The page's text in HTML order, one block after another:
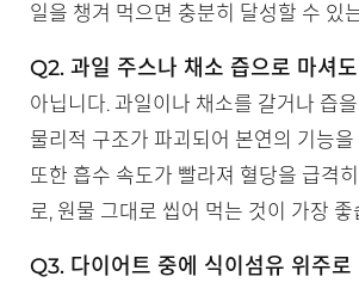
일을 챙겨 먹으면 충분히 달성할 수 있
Q2. 과일 주스나 채소 즙으로 마셔
아닙니다. 과일이나 채소를 갈거나 즙
물리적 구조가 파괴되어 본연의 기능
또한 흡수 속도가 빨라져 혈당을 급격
로, 원물 그대로 씹어 먹는 것이 가장 좋
Q3. 다이어트 중에 식이섬유 위주로